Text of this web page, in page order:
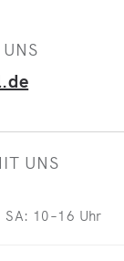
UNS
10–16 Uhr